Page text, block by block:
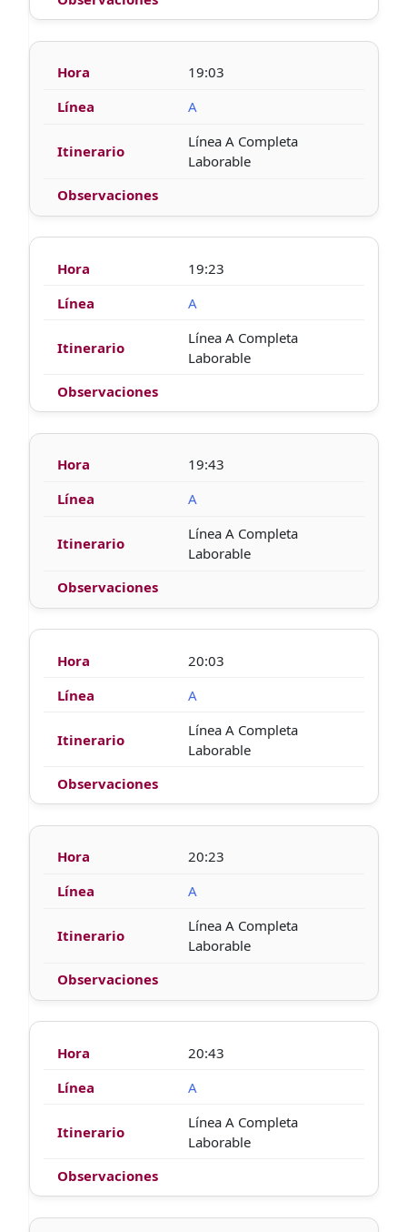
19:03
A
Línea A Completa
Laborable
19:23
A
Línea A Completa
Laborable
19:43
A
Línea A Completa
Laborable
20:03
A
Línea A Completa
Laborable
20:23
A
Línea A Completa
Laborable
20:43
A
Línea A Completa
Laborable